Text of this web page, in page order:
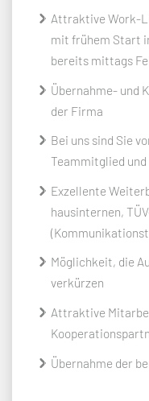
Attraktive Work-
mit frühem Start
bereits mittags
Übernahme- und
der Firma
Bei uns sind Sie
Teammitglied
Exzellente
hausinternen,
Möglichkeit, die
verkürzen
Attraktive
Übernahme der